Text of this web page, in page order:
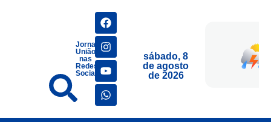
Jornais
União
nas
Redes
Sociais
sábado, 8
de agosto
de 2026